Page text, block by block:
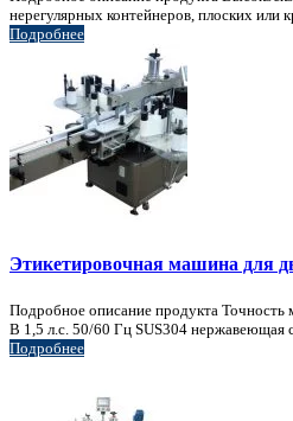
нерегулярных контейнеров, плоских или
Подробнее
Этикетировочная машина для
Подробное описание продукта
В 1,5 л.с. 50/60 Гц SUS304 нержавеющая
Подробнее